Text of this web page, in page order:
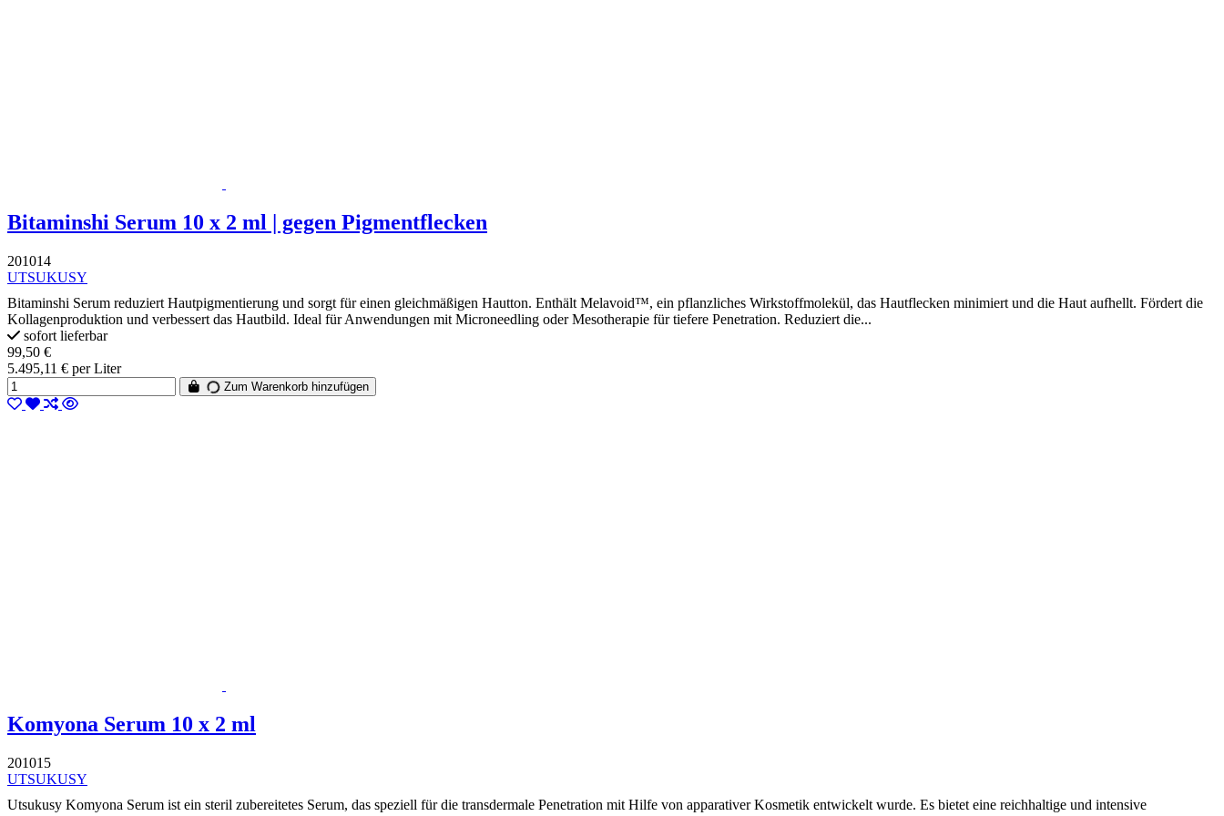
Bitaminshi Serum 10 x 2 ml | gegen Pigmentflecken
201014
UTSUKUSY
Bitaminshi Serum reduziert Hautpigmentierung und sorgt für einen gleichmäßigen Hautton. Enthält Melavoid™, ein pflanzliches Wirkstoffmolekül, das Hautflecken minimiert und die Haut aufhellt. Fördert die
Kollagenproduktion und verbessert das Hautbild. Ideal für Anwendungen mit Microneedling oder Mesotherapie für tiefere Penetration. Reduziert die...
sofort lieferbar
99,50 €
5.495,11 € per Liter
Zum Warenkorb hinzufügen
Komyona Serum 10 x 2 ml
201015
UTSUKUSY
Utsukusy Komyona Serum ist ein steril zubereitetes Serum, das speziell für die transdermale Penetration mit Hilfe von apparativer Kosmetik entwickelt wurde. Es bietet eine reichhaltige und intensive